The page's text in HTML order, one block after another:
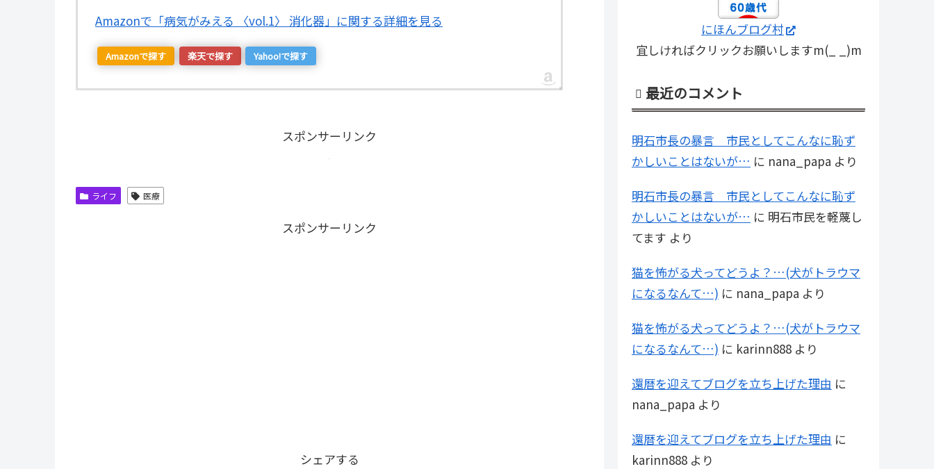
Amazonで「病気がみえる 〈vol.1〉 消化器」に関する詳細を見る
Amazonで探す 楽天で探す Yahoo!で探す
スポンサーリンク
にほんブログ村
宜しければクリックお願いしますm(_ _)m
最近のコメント
明石市長の暴言 市民としてこんなに恥ず
かしいことはないが… に nana_papa より
明石市長の暴言 市民としてこんなに恥ず
かしいことはないが… に 明石市民を軽蔑し
てます より
猫を怖がる犬ってどうよ？…(犬がトラウマ
になるなんて…) に nana_papa より
猫を怖がる犬ってどうよ？…(犬がトラウマ
になるなんて…) に karinn888 より
還暦を迎えてブログを立ち上げた理由 に
nana_papa より
還暦を迎えてブログを立ち上げた理由 に
karinn888 より